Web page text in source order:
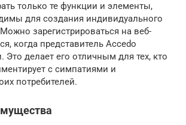
только те функции и элементы,
для создания индивидуального
зарегистрироваться на веб-
когда представитель Accedo
Это делает его отличным для тех, кто
с симпатиями и
потребителей.